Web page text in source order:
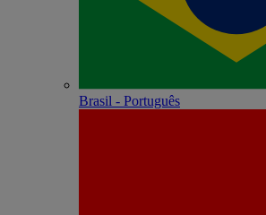
Brasil - Português